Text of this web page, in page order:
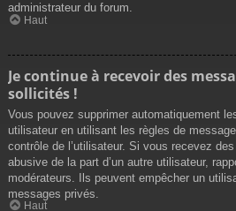
administrateur du forum.
Haut
Je continue à recevoir des
sollicités !
Vous pouvez supprimer automatiquement
utilisateur en utilisant les règles de
contrôle de l’utilisateur. Si vous recevez
abusive de la part d’un autre utilisateur,
modérateurs. Ils peuvent empêcher un
messages privés.
Haut